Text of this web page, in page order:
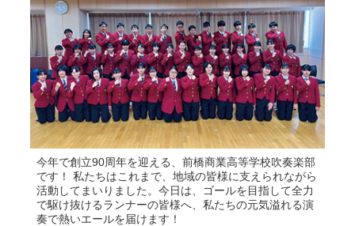
今年で創立90周年を迎える、前橋商業高等学校吹奏楽部
です！ 私たちはこれまで、地域の皆様に支えられながら
活動してまいりました。今日は、ゴールを目指して全力
で駆け抜けるランナーの皆様へ、私たちの元気溢れる演
奏で熱いエールを届けます！